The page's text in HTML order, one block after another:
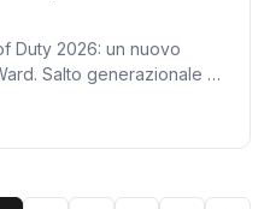
Duty 2026: un nuovo
Salto generazionale su